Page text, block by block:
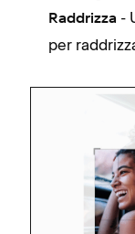
Raddrizza -
per